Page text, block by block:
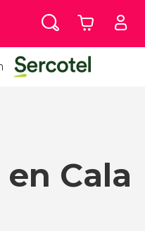
Cala